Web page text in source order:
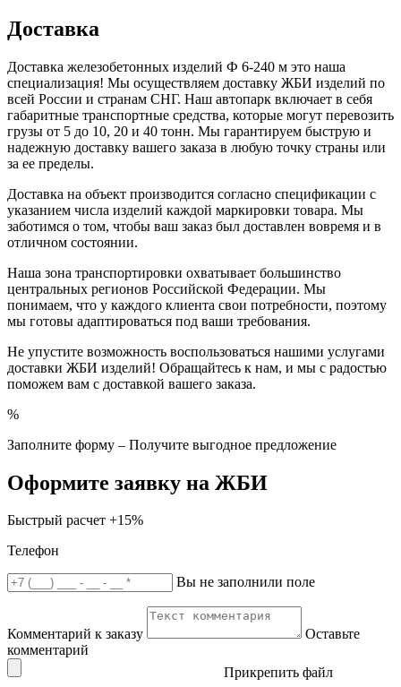
Доставка
Доставка железобетонных изделий Ф 6-240 м это наша
специализация! Мы осуществляем доставку ЖБИ изделий по
всей России и странам СНГ. Наш автопарк включает в себя
габаритные транспортные средства, которые могут перевозить
грузы от 5 до 10, 20 и 40 тонн. Мы гарантируем быструю и
надежную доставку вашего заказа в любую точку страны или
за ее пределы.
Доставка на объект производится согласно спецификации с
указанием числа изделий каждой маркировки товара. Мы
заботимся о том, чтобы ваш заказ был доставлен вовремя и в
отличном состоянии.
Наша зона транспортировки охватывает большинство
центральных регионов Российской Федерации. Мы
понимаем, что у каждого клиента свои потребности, поэтому
мы готовы адаптироваться под ваши требования.
Не упустите возможность воспользоваться нашими услугами
доставки ЖБИ изделий! Обращайтесь к нам, и мы с радостью
поможем вам с доставкой вашего заказа.
%
Заполните форму – Получите выгодное предложение
Оформите заявку на ЖБИ
Быстрый расчет +15%
Телефон
Вы не заполнили поле
Комментарий к заказу
Оставьте
комментарий
Прикрепить файл